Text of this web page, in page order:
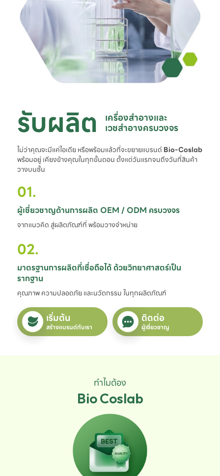
รับผลิต เครื่องสำอางและ
เวชสำอางครบวงจร
ไม่ว่าคุณจะมีแค่ไอเดีย หรือพร้อมแล้วที่จะขยายแบรนด์Bio-Coslab
พร้อมอยู่ เคียงข้างคุณในทุกขั้นตอน ตั้งแต่วันแรกจนถึงวันที่สินค้า
วางบนชั้น
01.
ผู้เชี่ยวชาญด้านการผลิต OEM / ODM ครบวงจร
จากแนวคิด สู่ผลิตภัณฑ์ที่ พร้อมวางจำหน่าย
02.
มาตรฐานการผลิตที่เชื่อถือได้ ด้วยวิทยาศาสตร์เป็น
รากฐาน
คุณภาพ ความปลอดภัย และนวัตกรรม ในทุกผลิตภัณฑ์
เริ่มต้น
สร้างแบรนด์กับเรา
ติดต่อ
ผู้เชี่ยวชาญ
ทำไมต้อง
Bio Coslab